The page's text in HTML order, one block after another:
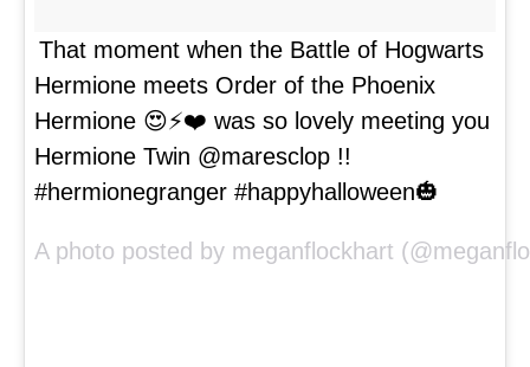
That moment when the Battle of Hogwarts
Hermione meets Order of the Phoenix
Hermione 😍⚡️❤️ was so lovely meeting you
Hermione Twin @maresclop !!
#hermionegranger #happyhalloween🎃
A photo posted by meganflockhart